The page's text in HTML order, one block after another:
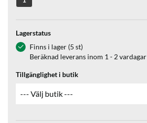
Lagerstatus
Finns i lager (5 st)
Beräknad leverans inom 1 - 2 vardagar
Tillgänglighet i butik